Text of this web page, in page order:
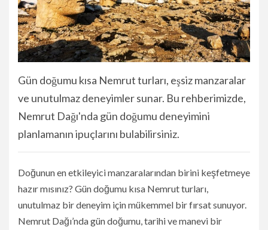
Gün doğumu kısa Nemrut turları, eşsiz manzaralar
ve unutulmaz deneyimler sunar. Bu rehberimizde,
Nemrut Dağı'nda gün doğumu deneyimini
planlamanın ipuçlarını bulabilirsiniz.
Doğunun en etkileyici manzaralarından birini keşfetmeye
hazır mısınız? Gün doğumu kısa Nemrut turları,
unutulmaz bir deneyim için mükemmel bir fırsat sunuyor.
Nemrut Dağı’nda gün doğumu, tarihi ve manevi bir